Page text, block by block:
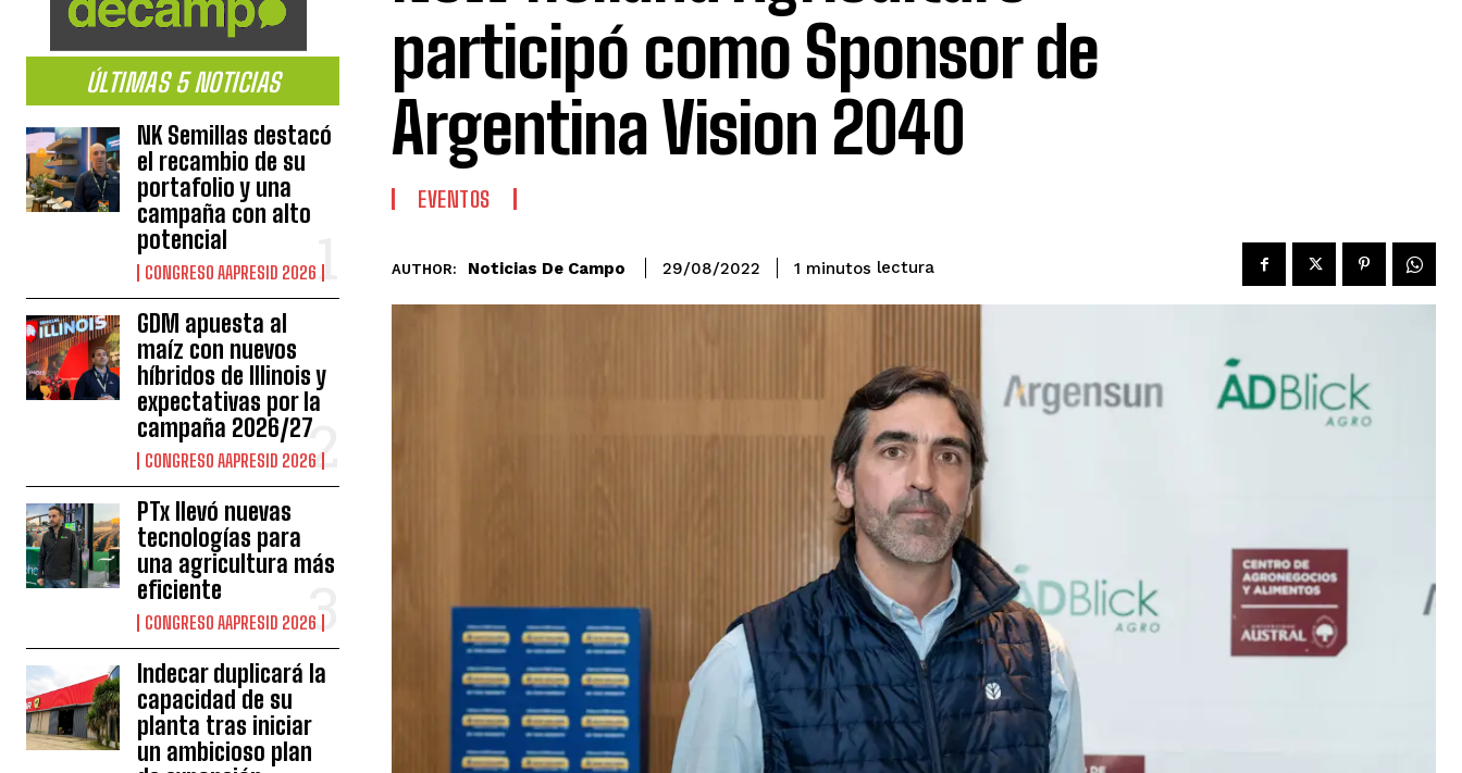
ÚLTIMAS 5 NOTICIAS
NK Semillas destacó
el recambio de su
portafolio y una
campaña con alto
potencial
CONGRESO AAPRESID 2026
GDM apuesta al
maíz con nuevos
híbridos de Illinois y
expectativas por la
campaña 2026/27
CONGRESO AAPRESID 2026
PTx llevó nuevas
tecnologías para
una agricultura más
eficiente
CONGRESO AAPRESID 2026
Indecar duplicará la
capacidad de su
planta tras iniciar
un ambicioso plan
participó como Sponsor de
Argentina Vision 2040
EVENTOS
AUTHOR: Noticias De Campo 29/08/2022 1 minutos lectura